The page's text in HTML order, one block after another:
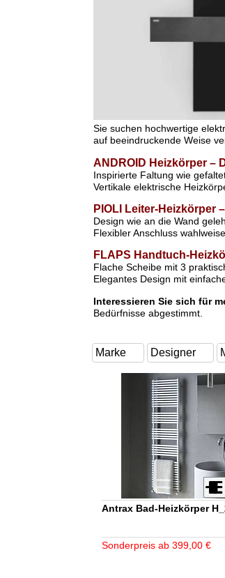
Sie suchen hochwertige
auf beeindruckende Weise
ANDROID Heizkörper –
Inspirierte Faltung wie
Vertikale elektrische
PIOLI Leiter-Heizkörper
Design wie an die Wand
Flexibler Anschluss
FLAPS Handtuch-
Flache Scheibe mit 3
Elegantes Design mit
Interessieren Sie sich für
Bedürfnisse abgestimmt.
Antrax Bad-Heizkörper
Sonderpreis ab 399,00 €